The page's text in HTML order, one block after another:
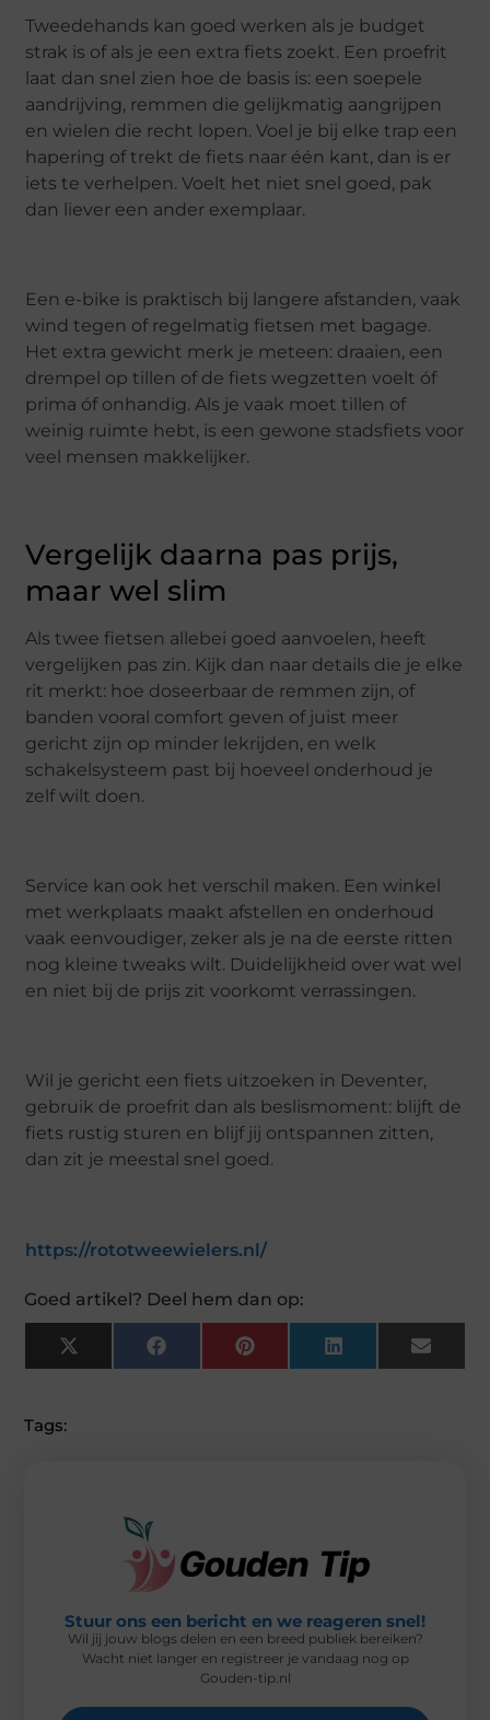
Tweedehands kan goed werken als je budget
strak is of als je een extra fiets zoekt. Een proefrit
laat dan snel zien hoe de basis is: een soepele
aandrijving, remmen die gelijkmatig aangrijpen
en wielen die recht lopen. Voel je bij elke trap een
hapering of trekt de fiets naar één kant, dan is er
iets te verhelpen. Voelt het niet snel goed, pak
dan liever een ander exemplaar.
Een e-bike is praktisch bij langere afstanden, vaak
wind tegen of regelmatig fietsen met bagage.
Het extra gewicht merk je meteen: draaien, een
drempel op tillen of de fiets wegzetten voelt óf
prima óf onhandig. Als je vaak moet tillen of
weinig ruimte hebt, is een gewone stadsfiets voor
veel mensen makkelijker.
Vergelijk daarna pas prijs,
maar wel slim
Als twee fietsen allebei goed aanvoelen, heeft
vergelijken pas zin. Kijk dan naar details die je elke
rit merkt: hoe doseerbaar de remmen zijn, of
banden vooral comfort geven of juist meer
gericht zijn op minder lekrijden, en welk
schakelsysteem past bij hoeveel onderhoud je
zelf wilt doen.
Service kan ook het verschil maken. Een winkel
met werkplaats maakt afstellen en onderhoud
vaak eenvoudiger, zeker als je na de eerste ritten
nog kleine tweaks wilt. Duidelijkheid over wat wel
en niet bij de prijs zit voorkomt verrassingen.
Wil je gericht een fiets uitzoeken in Deventer,
gebruik de proefrit dan als beslismoment: blijft de
fiets rustig sturen en blijf jij ontspannen zitten,
dan zit je meestal snel goed.
https://rototweewielers.nl/
Goed artikel? Deel hem dan op:
X
(
F
A
P
I
L
I
E
M
Tags:
Stuur ons een bericht en we reageren snel!
Wil jij jouw blogs delen en een breed publiek bereiken?
Wacht niet langer en registreer je vandaag nog op
Gouden-tip.nl